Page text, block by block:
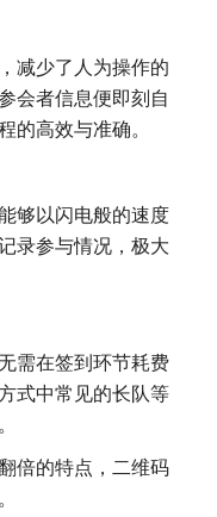
减少了人为操作的
会者信息便即刻自
的高效与准确。
够以闪电般的速度
录参与情况，极大
需在签到环节耗费
式中常见的长队等
倍的特点，二维码